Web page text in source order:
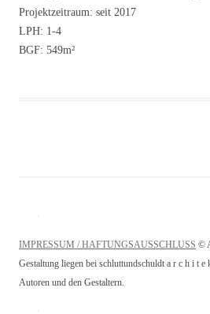
Projektzeitraum: seit 2017
LPH: 1-4
BGF: 549m²
IMPRESSUM / HAFTUNGSAUSSCHLUSS ©
Gestaltung liegen bei schluttundschuldt a r c h i t e
Autoren und den Gestaltern.